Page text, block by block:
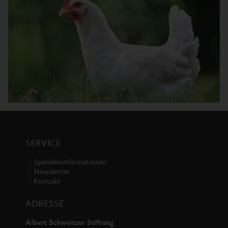
SERVICE
Spendeninformationen
Newsletter
Kontakt
ADRESSE
Albert Schweitzer Stiftung